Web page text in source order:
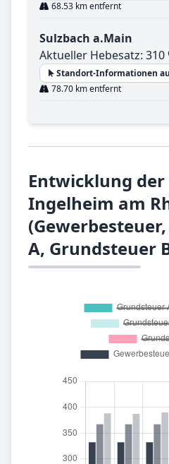
68.53 km entfernt
Sulzbach a.Main
Aktueller Hebesatz: 310
Standort-Informationen
78.70 km entfernt
Entwicklung der
Ingelheim am
A, Grundsteuer